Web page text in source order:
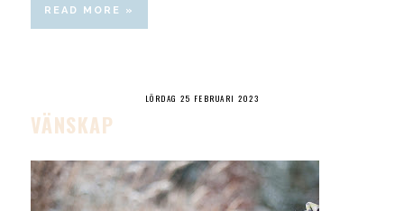
READ MORE »
LÖRDAG 25 FEBRUARI 2023
VÄNSKAP